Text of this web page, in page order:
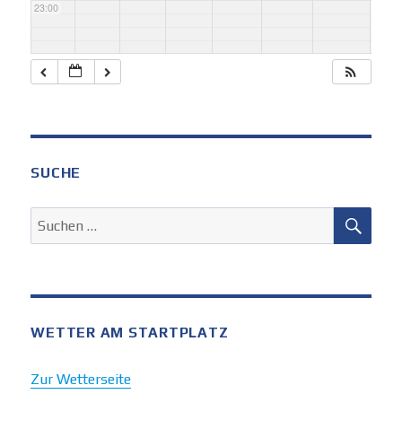
23:00
SUCHE
Suchen
nach:
WETTER AM STARTPLATZ
Zur Wetterseite